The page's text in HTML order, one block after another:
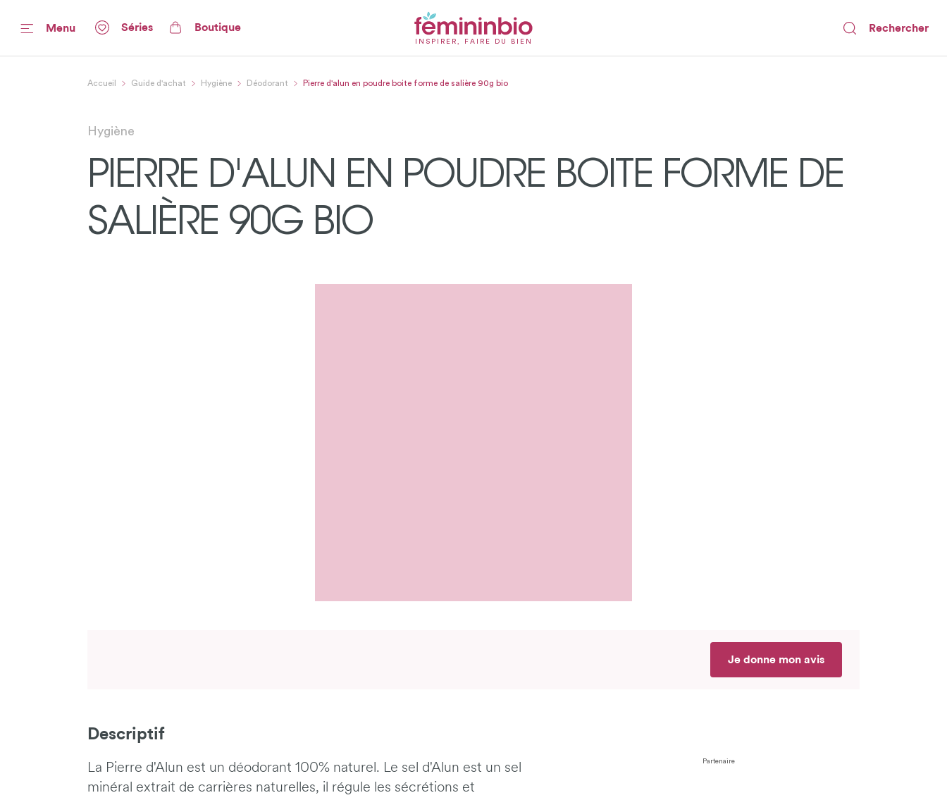
Menu Séries Boutique
INSPIRER, FAIRE DU BIEN
Rechercher
Accueil Guide d'achat Hygiène Déodorant Pierre d'alun en poudre boite forme de salière 90g bio
Hygiène
PIERRE D'ALUN EN POUDRE BOITE FORME DE
SALIÈRE 90G BIO
Je donne mon avis
Partenaire
Descriptif
La Pierre d'Alun est un déodorant 100% naturel. Le sel d'Alun est un sel
minéral extrait de carrières naturelles, il régule les sécrétions et